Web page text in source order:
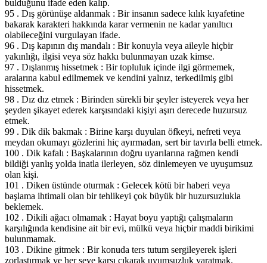
bulduğunu ifade eden kalıp.
95 . Dış görünüşe aldanmak : Bir insanın sadece kılık kıyafetine
bakarak karakteri hakkında karar vermenin ne kadar yanıltıcı
olabileceğini vurgulayan ifade.
96 . Dış kapının dış mandalı : Bir konuyla veya aileyle hiçbir
yakınlığı, ilgisi veya söz hakkı bulunmayan uzak kimse.
97 . Dışlanmış hissetmek : Bir topluluk içinde ilgi görmemek,
aralarına kabul edilmemek ve kendini yalnız, terkedilmiş gibi
hissetmek.
98 . Dız dız etmek : Birinden sürekli bir şeyler isteyerek veya her
şeyden şikayet ederek karşısındaki kişiyi aşırı derecede huzursuz
etmek.
99 . Dik dik bakmak : Birine karşı duyulan öfkeyi, nefreti veya
meydan okumayı gözlerini hiç ayırmadan, sert bir tavırla belli etmek.
100 . Dik kafalı : Başkalarının doğru uyarılarına rağmen kendi
bildiği yanlış yolda inatla ilerleyen, söz dinlemeyen ve uyuşumsuz
olan kişi.
101 . Diken üstünde oturmak : Gelecek kötü bir haberi veya
başlama ihtimali olan bir tehlikeyi çok büyük bir huzursuzlukla
beklemek.
102 . Dikili ağacı olmamak : Hayat boyu yaptığı çalışmaların
karşılığında kendisine ait bir evi, mülkü veya hiçbir maddi birikimi
bulunmamak.
103 . Dikine gitmek : Bir konuda ters tutum sergileyerek işleri
zorlaştırmak ve her şeye karşı çıkarak uyumsuzluk yaratmak.